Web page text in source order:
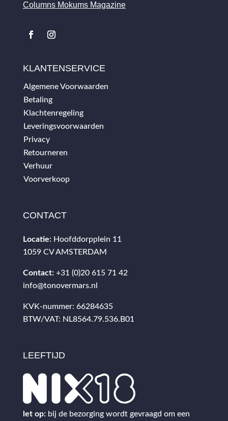
Columns Mokums Magazine
KLANTENSERVICE
Algemene Voorwaarden
Betaling
Klachtenregeling
Leveringsvoorwaarden
Privacy
Retourneren
Verhuur
Voorverkoop
CONTACT
Locatie: Hoofddorpplein 11
1059 CV AMSTERDAM
Contact: +31 (0)20 615 71 42
info@tonovermars.nl
KVK-nummer: 66284635
BTW/VAT: NL8564.79.536.B01
LEEFTIJD
let op: bij de bezorging wordt gevraagd om een